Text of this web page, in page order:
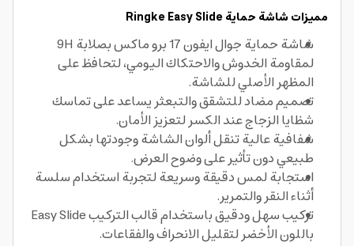
مميزات شاشة حماية Ringke Easy Slide
شاشة حماية جوال ايفون 17 برو ماكس بصلابة 9H
لمقاومة الخدوش والاحتكاك اليومي، لتحافظ على
المظهر الأصلي للشاشة.
تصميم مضاد للتشقق والتبعثر يساعد على تماسك
شظايا الزجاج عند الكسر لتعزيز الأمان.
شفافية عالية تنقل ألوان الشاشة وجودتها بشكل
طبيعي دون تأثير على وضوح العرض.
استجابة لمس دقيقة وسريعة لتجربة استخدام سلسة
أثناء النقر والتمرير.
تركيب سهل ودقيق باستخدام قالب التركيب Easy Slide
باللون الأخضر لتقليل الانحراف والفقاعات.